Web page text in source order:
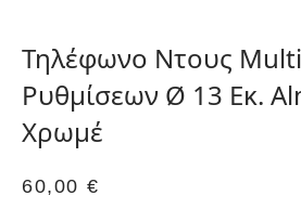
Τηλέφωνο Ντους
Ρυθμίσεων Ø 13 Εκ.
Χρωμέ
60,00 €